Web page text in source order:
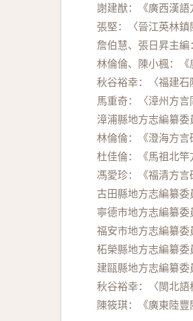
謝建猷：《廣西漢
張堅：〈晉江英林鎮
詹伯慧、張日昇主
林倫倫、陳小楓：《
秋谷裕幸：〈福建
馬重奇：〈漳州方
漳浦縣地方志編纂
林倫倫：《澄海方言
杜佳倫：《馬祖北竿
馮愛珍：《福清方言
古田縣地方志編纂
寧德市地方志編纂
福安市地方志編纂委
柘榮縣地方志編纂委
建甌縣地方志編纂
秋谷裕幸：〈閩北
陳筱琪：《廣東陸